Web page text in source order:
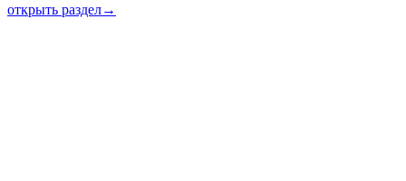
открыть раздел→